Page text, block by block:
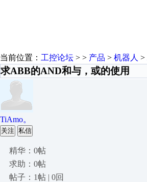
当前位置： 工控论坛 > > 产品 > 机器人 >
求ABB的AND和与，或的使用
TiAmo。
关注 私信
精华：0帖
求助：0帖
帖子：1帖 | 0回